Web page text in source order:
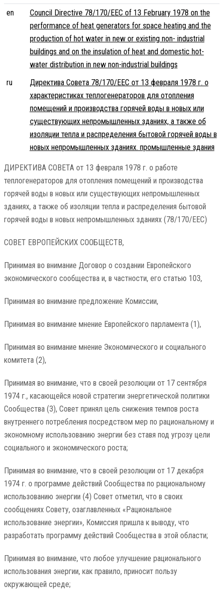
en
Council Directive 78/170/EEC of 13 February 1978 on the
performance of heat generators for space heating and the
production of hot water in new or existing non- industrial
buildings and on the insulation of heat and domestic hot-
water distribution in new non-industrial buildings
ru
Директива Совета 78/170/EEC от 13 февраля 1978 г. о
характеристиках теплогенераторов для отопления
помещений и производства горячей воды в новых или
существующих непромышленных зданиях, а также об
изоляции тепла и распределения бытовой горячей воды в
новых непромышленных зданиях. промышленные здания
ДИРЕКТИВА СОВЕТА от 13 февраля 1978 г. о работе
теплогенераторов для отопления помещений и производства
горячей воды в новых или существующих непромышленных
зданиях, а также об изоляции тепла и распределения бытовой
горячей воды в новых непромышленных зданиях (78/170/ЕЕС)
СОВЕТ ЕВРОПЕЙСКИХ СООБЩЕСТВ,
Принимая во внимание Договор о создании Европейского
экономического сообщества и, в частности, его статью 103,
Принимая во внимание предложение Комиссии,
Принимая во внимание мнение Европейского парламента (1),
Принимая во внимание мнение Экономического и социального
комитета (2),
Принимая во внимание, что в своей резолюции от 17 сентября
1974 г., касающейся новой стратегии энергетической политики
Сообщества (3), Совет принял цель снижения темпов роста
внутреннего потребления посредством мер по рациональному и
экономному использованию энергии без ставя под угрозу цели
социального и экономического роста;
Принимая во внимание, что в своей резолюции от 17 декабря
1974 г. о программе действий Сообщества по рациональному
использованию энергии (4) Совет отметил, что в своих
сообщениях Совету, озаглавленных «Рациональное
использование энергии», Комиссия пришла к выводу, что
разработать программу действий Сообщества в этой области;
Принимая во внимание, что любое улучшение рационального
использования энергии, как правило, приносит пользу
окружающей среде;